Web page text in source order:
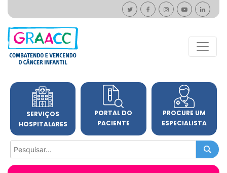
SERVIÇOS
HOSPITALARES
PORTAL DO
PACIENTE
PROCURE UM
ESPECIALISTA